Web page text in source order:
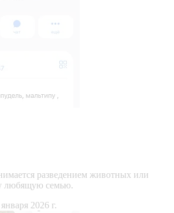
разведением животных или
любящую семью.
2026 г.